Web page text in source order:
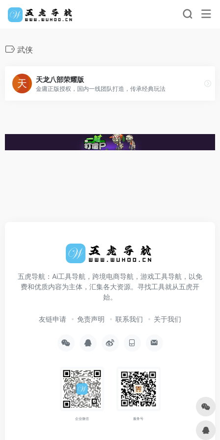
武侠
天龙八部荣耀版
金庸正版授权，国内一线团队打造，传承经典玩法
五虎导航：Ai工具导航，跨境电商导航，游戏工具导航，以免
费和优质内容为主体，汇集各大资源。寻找工具就从五虎开
始。
友链申请 免责声明 联系我们 关于我们
企业微信 服务号